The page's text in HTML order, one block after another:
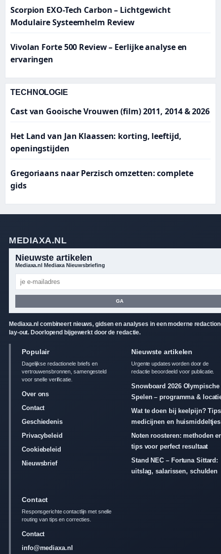
Scorpion EXO-Tech Carbon – Lichtgewicht
Modulaire Systeemhelm Review
Vivolan Forte 500 Review – Eerlijke analyse en
ervaringen
TECHNOLOGIE
Cast van Gooische Vrouwen (film) 2011, 2014 & 2026
Het Land van Jan Klaassen: korting, leeftijd,
openingstijden
Gregoriaans naar Perzisch omzetten: complete
gids
MEDIAXA.NL
Nieuwste artikelen
Mediaxa.nl Mediaxa Nieuwsbriefing
GA
Mediaxa.nl combineert nieuws, gidsen en analyses in een moderne
lay-out. Doorlopend bijgewerkt door de redactie.
Populair
Dagelijkse redactionele briefs en
vertrouwensbronnen, samengesteld
voor snelle verificatie.
Over ons
Contact
Geschiedenis
Privacybeleid
Cookiebeleid
Nieuwsbrief
Nieuwste artikelen
Urgente updates worden door de
redactie beoordeeld voor publicatie.
Snowboard 2026 Olympische
Spelen – programma &
Wat te doen bij keelpijn?
medicijnen en huismiddeltjes
Noten roosteren: methoden
tips voor perfect resultaat
Stand NEC – Fortuna Sittard:
uitslag, salarissen, schulden
Contact
Responsgerichte contactlijn met snelle
routing van tips en correcties.
Contact
info@mediaxa.nl